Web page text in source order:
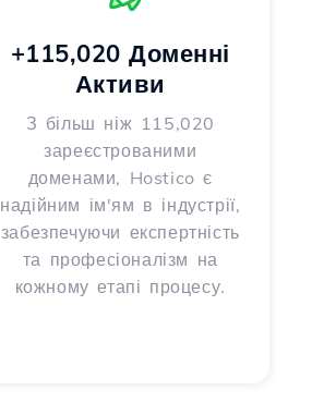
+115,020 Доменні
Активи
З більш ніж 115,020
зареєстрованими
доменами, Hostico є
надійним ім'ям в індустрії,
забезпечуючи експертність
та професіоналізм на
кожному етапі процесу.